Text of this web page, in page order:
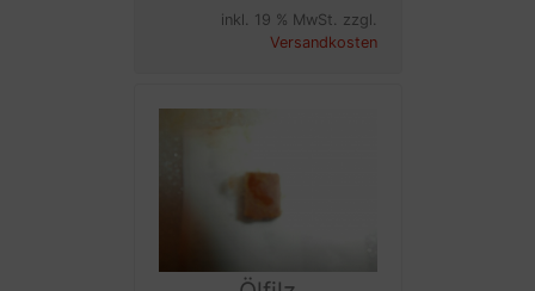
inkl. 19 % MwSt. zzgl.
Versandkosten